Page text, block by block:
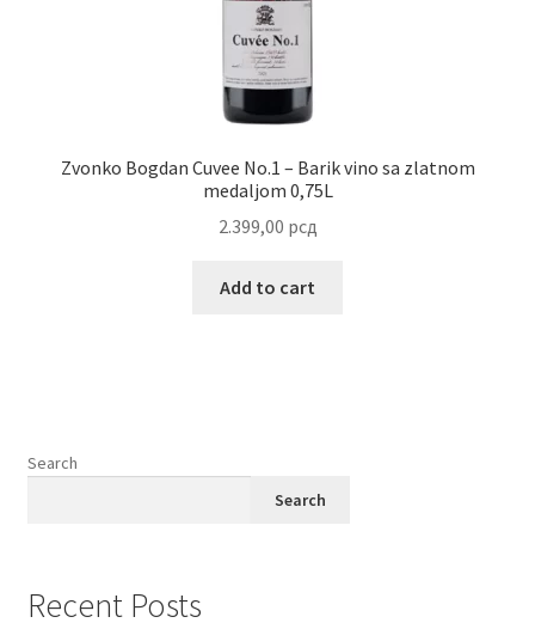
Zvonko Bogdan Cuvee No.1 – Barik vino sa zlatnom
medaljom 0,75L
2.399,00 рсд
Add to cart
Search
Search
Recent Posts